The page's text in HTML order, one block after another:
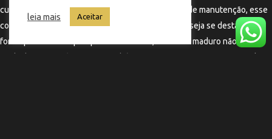
cuidado. Com suas diversas variações e facilidade de manutenção, esse
corte se torna uma escolha acertada para quem deseja se destacar de
forma positiva. Ao optar pelo Corte Crew, o homem maduro não apenas
leia mais Aceitar